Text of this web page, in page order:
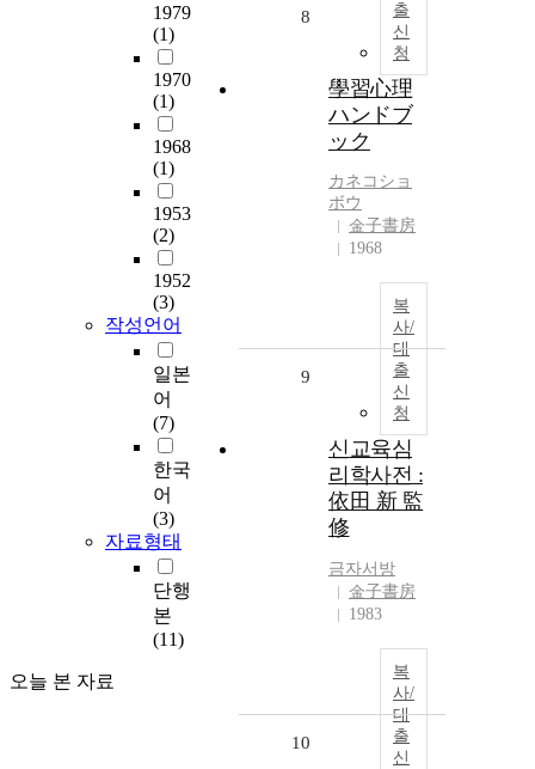
1979
(1)
1970
(1)
1968
(1)
1953
(2)
1952
(3)
작성언어
일본
어
(7)
한국
어
(3)
자료형태
단행
본
(11)
오늘 본 자료
출
신
청
8
學習心理
ハンドブ
ック
カネコショ
ボウ
金子書房
1968
복
사/
대
출
신
청
9
신교육심
리학사전 :
依田 新 監
修
금자서방
金子書房
1983
복
사/
대
출
신
10